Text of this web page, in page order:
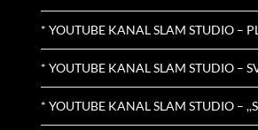
* YOUTUBE KANAL SLAM STUDIO –
* YOUTUBE KANAL SLAM STUDIO –
* YOUTUBE KANAL SLAM STUDIO –